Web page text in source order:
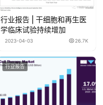
行业报告 | 干细胞和再生医
学临床试验持续增加
2023-04-03 26.7K
行业报告